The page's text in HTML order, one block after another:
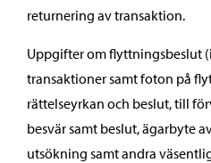
returnering av transaktion.
Uppgifter om flyttningsbeslut
transaktioner samt foton på
rättelseyrkan och beslut, till
besvär samt beslut, ägarbyte
utsökning samt andra